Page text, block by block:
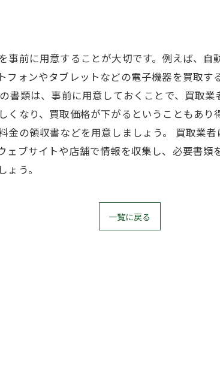
事前に用意することが大切です。例えば、
フォンやタブレットなどの電子機器を買取
書類は、事前に用意しておくことで、買取
なり、買取価格が下がるということもあり
金の領収書などを用意しましょう。 買取業
ブサイトや店舗で情報を収集し、必要書
う。
一覧に戻る